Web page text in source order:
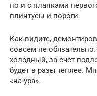
но и с планками
плинтусы и пороги.
Как видите,
совсем не
холодный, за счет
будет в разы теплее.
«на ура».